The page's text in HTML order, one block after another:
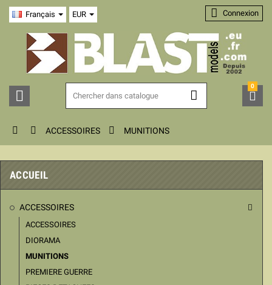
Français EUR
 
 Connexion

0
  ACCESSOIRES  MUNITIONS
ACCUEIL
ACCESSOIRES

ACCESSOIRES
DIORAMA
MUNITIONS
PREMIERE GUERRE